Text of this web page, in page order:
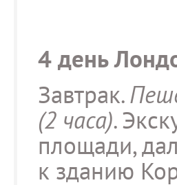
4 день
Завтрак.
(2 часа).
площади,
к зданию